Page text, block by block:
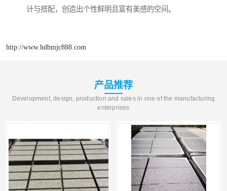
计与搭配，创造出个性鲜明且富有美感的空间。
http://www.hdbmjc888.com
产品推荐
Development, design, production and sales in one of the manufacturing
enterprises